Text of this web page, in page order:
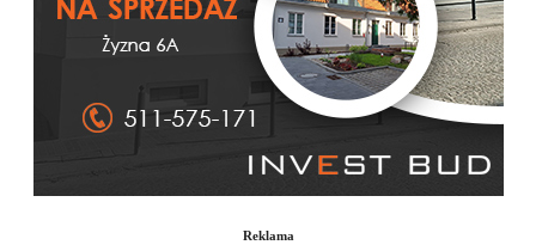
Reklama